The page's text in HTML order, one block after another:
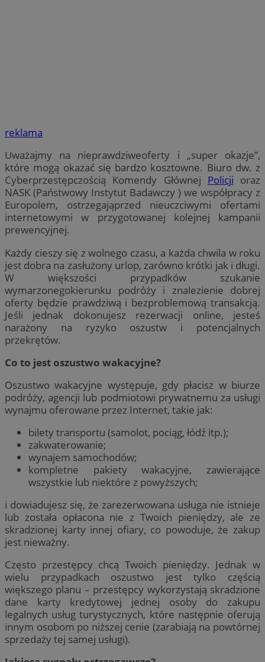
reklama
Uważajmy na nieprawdziweoferty i „super okazje”,
które mogą okazać się bardzo kosztowne. Biuro dw. z
Cyberprzestępczością Komendy Głównej Policji oraz
NASK (Państwowy Instytut Badawczy ) we współpracy z
Europolem, ostrzegająprzed nieuczciwymi ofertami
internetowymi w przygotowanej kolejnej kampanii
prewencyjnej.
Każdy cieszy się z wolnego czasu, a każda chwila w roku
jest dobra na zasłużony urlop, zarówno krótki jak i długi.
W większości przypadków szukanie
wymarzonegokierunku podróży i znalezienie dobrej
oferty będzie prawdziwą i bezproblemową transakcją.
Jeśli jednak dokonujesz rezerwacji online, jesteś
narażony na ryzyko oszustw i potencjalnych
przekrętów.
Co to jest oszustwo wakacyjne?
Oszustwo wakacyjne występuje, gdy płacisz w biurze
podróży, agencji lub podmiotowi prywatnemu za usługi
wynajmu oferowane przez Internet, takie jak:
bilety transportu (samolot, pociąg, łódź itp.);
zakwaterowanie;
wynajem samochodów;
kompletne pakiety wakacyjne, zawierające
wszystkie lub niektóre z powyższych;
i dowiadujesz się, że zarezerwowana usługa nie istnieje
lub została opłacona nie z Twoich pieniędzy, ale ze
skradzionej karty innej ofiary, co powoduje, że zakup
jest nieważny.
Często przestępcy chcą Twoich pieniędzy. Jednak w
wielu przypadkach oszustwo jest tylko częścią
większego planu – przestępcy wykorzystają skradzione
dane karty kredytowej jednej osoby do zakupu
legalnych usług turystycznych, które następnie oferują
innym osobom po niższej cenie (zarabiają na powtórnej
sprzedaży tej samej usługi).